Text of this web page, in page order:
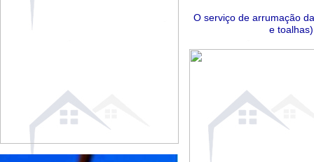
O serviço de arrumação
e